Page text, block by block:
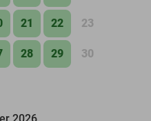
21 22 23
28 29 30